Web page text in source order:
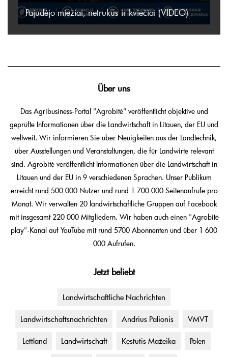
Pajudėjo miežiai, netrukus ir kviečiai (VIDEO)
Über uns
Das Agribusiness-Portal "Agrobitė" veröffentlicht objektive und
geprüfte Informationen über die Landwirtschaft in Litauen, der EU und
weltweit. Wir informieren Sie über Neuigkeiten aus der Landtechnik,
über Ausstellungen und Veranstaltungen, die für Landwirte relevant
sind. Agrobitė veröffentlicht Informationen über die Landwirtschaft in
Litauen und der EU in 9 verschiedenen Sprachen. Unser Publikum
erreicht rund 500 000 Nutzer und rund 1 700 000 Seitenaufrufe pro
Monat. Wir verwalten 20 landwirtschaftliche Gruppen auf Facebook
mit insgesamt 220 000 Mitgliedern. Wir haben auch einen "Agrobitė
play"-Kanal auf YouTube mit rund 5700 Abonnenten und über 1 600
000 Aufrufen.
Jetzt beliebt
Landwirtschaftliche Nachrichten
Landwirtschaftsnachrichten Andrius Palionis VMVT
Lettland Landwirtschaft Kęstutis Mažeika Polen